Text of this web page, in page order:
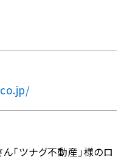
「ツナグ不動産」様のロ